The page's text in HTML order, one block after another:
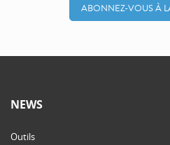
ABONNEZ-VOUS À
NEWS
Outils